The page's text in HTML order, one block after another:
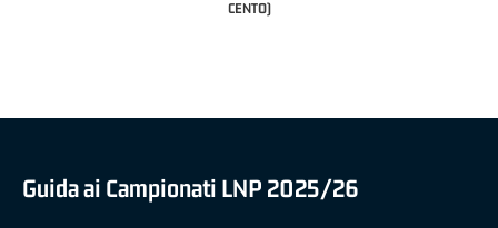
MARCO RESTELLI (TAV TREVIGLIO
Guida ai Campionati LNP 2025/26